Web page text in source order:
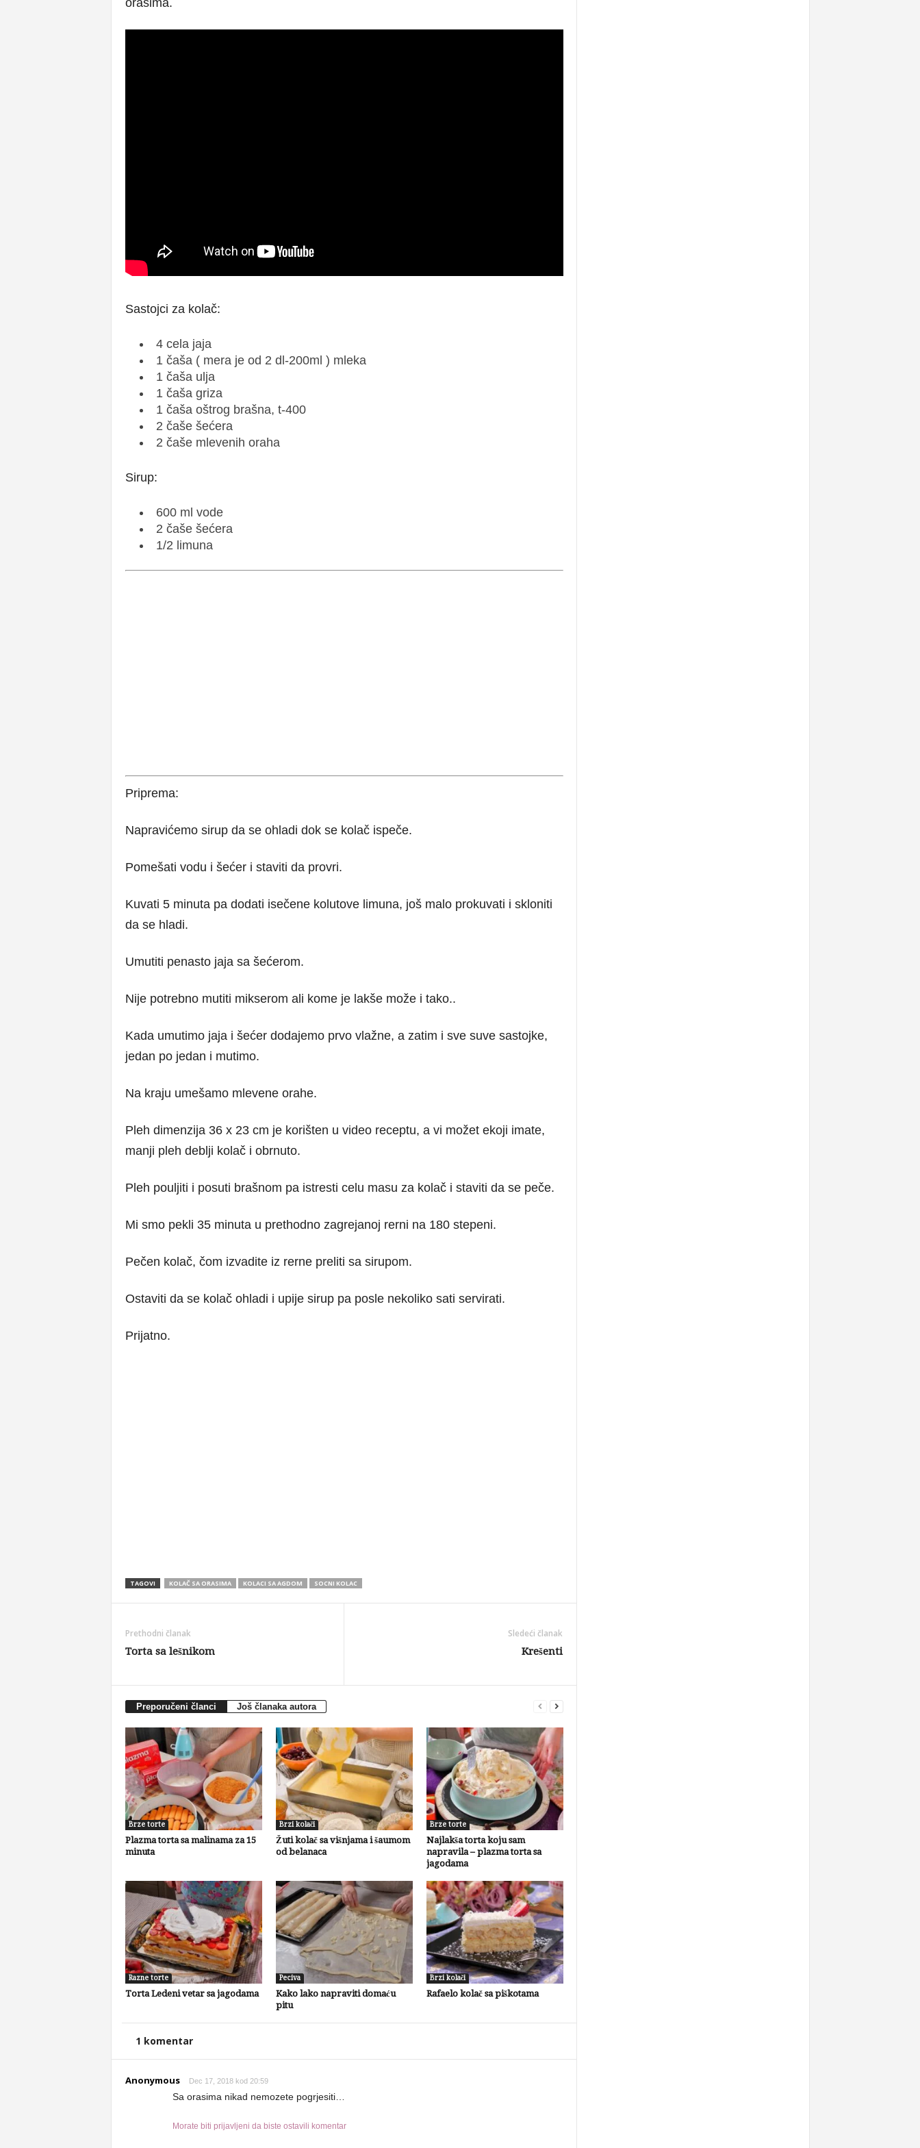
orasima.
Sastojci za kolač:
4 cela jaja
1 čaša ( mera je od 2 dl-200ml ) mleka
1 čaša ulja
1 čaša griza
1 čaša oštrog brašna, t-400
2 čaše šećera
2 čaše mlevenih oraha
Sirup:
600 ml vode
2 čaše šećera
1/2 limuna
Priprema:
Napravićemo sirup da se ohladi dok se kolač ispeče.
Pomešati vodu i šećer i staviti da provri.
Kuvati 5 minuta pa dodati isečene kolutove limuna, još malo prokuvati i skloniti
da se hladi.
Umutiti penasto jaja sa šećerom.
Nije potrebno mutiti mikserom ali kome je lakše može i tako..
Kada umutimo jaja i šećer dodajemo prvo vlažne, a zatim i sve suve sastojke,
jedan po jedan i mutimo.
Na kraju umešamo mlevene orahe.
Pleh dimenzija 36 x 23 cm je korišten u video receptu, a vi možet ekoji imate,
manji pleh deblji kolač i obrnuto.
Pleh pouljiti i posuti brašnom pa istresti celu masu za kolač i staviti da se peče.
Mi smo pekli 35 minuta u prethodno zagrejanoj rerni na 180 stepeni.
Pečen kolač, čom izvadite iz rerne preliti sa sirupom.
Ostaviti da se kolač ohladi i upije sirup pa posle nekoliko sati servirati.
Prijatno.
TAGOVI KOLAČ SA ORASIMA KOLACI SA AGDOM SOCNI KOLAC
Prethodni članak
Torta sa lešnikom
Sledeći članak
Krešenti
Preporučeni članci Još članaka autora
Brze torte
Plazma torta sa malinama za 15
minuta
Brzi kolači
Žuti kolač sa višnjama i šaumom
od belanaca
Brze torte
Najlakša torta koju sam
napravila – plazma torta sa
jagodama
Razne torte
Torta Ledeni vetar sa jagodama
Peciva
Kako lako napraviti domaću
pitu
Brzi kolači
Rafaelo kolač sa piškotama
1 komentar
Anonymous Dec 17, 2018 kod 20:59
Sa orasima nikad nemozete pogrjesiti…
Morate biti prijavljeni da biste ostavili komentar